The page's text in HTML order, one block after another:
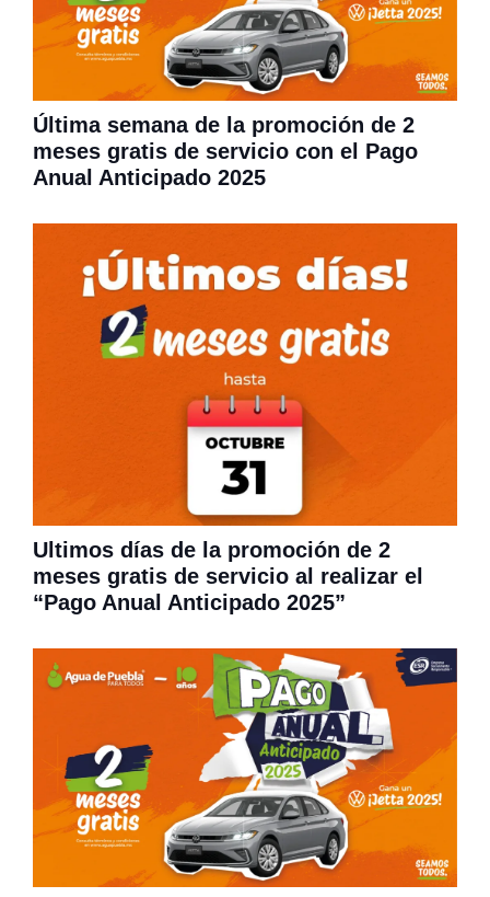
Última semana de la promoción de 2
meses gratis de servicio con el Pago
Anual Anticipado 2025
Ultimos días de la promoción de 2
meses gratis de servicio al realizar el
“Pago Anual Anticipado 2025”